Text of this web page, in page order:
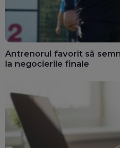
Antrenorul favorit să
la negocierile finale